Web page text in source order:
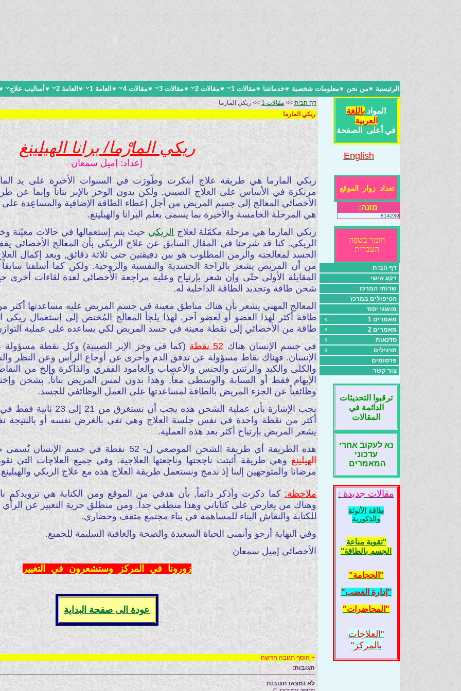
الرئيسية ♥من نحن ♥معلومات شخصية ♥خدماتتنا ♥مقالات 1 ♥مقالات 2 ♥مقالات 3 ♥مقالات 4 ♥ العامة 1 ♥ العامة 2 ♥ أساليب علاج
المواد باللغة
العربية
في أعلى الصفحة
English
تعداد زوار الموقع
מונה:
814239
חומר בשפה
העברית
דף הבית
רקע אישי
שרותי המרכז
הטיפולים במרכז
מושגי יסוד
מאמרים 1
מאמרים 2
סדנאות
תרגילים
פרסומים
צור קשר
ترقبوا التحديثات
الدائمة في
المقالات
נא לעקוב אחרי
עדכוני
המאמרים
مقالات جديدة :
طاقة الأنوثة
والذكورية
"تقوية مناعة
الجسم بالطاقة"
"الحجامة"
"إدارة الغضب"
"المحاضرات"
"العلاجات
بالمركز"
דף הבית >> مقالات 1
>> ريكي المارما
ريكي المارما
ريكي المارْما/ برانا الهيلينغ
إعداد: إميل سمعان
ريكي المارما هي طريقة علاج أبتكرت وطّورَت في السنوات الأخيرة على يد
مرتكزة في الأساس على العلاج الصيني, ولكن بدون الوخز بالإبر بتاتاً وإنما
الأخصائي المعالج إلى جسم المريض من أجل إعطاء الطاقة الإضافية والمساعِدة
هي المرحلة الخامسة والأخيرة بما يسمى بعلم البرانا والهيلينغ.
ريكي المارما هي مرحلة مكمّلة لعلاج
الريكي حيث يتم إستعمالها في حالات معيّنة
الجسد لمعالجته والزمن المطلوب هو بين دقيقتين حتى ثلاثة دقائق, وبعد إكمال
من أن المريض يشعر بالراحة الجسدية والنفسية والروحية. ولكن كما أسلفنا
المقابلة الأولى حتّى وإن شعر بإرتياح وعليه مراجعة الأخصائي لعدة لقاءات
شحن طاقة وتجديد الطاقة الداخلية له.
المعالج المهني يشعر بأن هناك مناطق معينة في جسم المريض عليه مساعدتها أكثر
طاقة أكثر لهذا العضو أو لعضو آخر, لهذا يلجأ المعالج المُختص إلى إستعمال
طاقة من الأخصائي إلى نقطة معينة في جسد المريض لكي يساعده على عملية
في جسم الإنسان هناك 52 نقطة
(كما في وخز الإبر الصينية) وكل نقطة
الإنسان. فهناك نقاط مسؤولة عن تدفق الدم وأخرى عن أوجاع الرأس وعن النظر
والكلى والكبد والرئتين والجنس والأعصاب والعامود الفقري والذاكرة وإلخ من
الإبهام فقط أو السبابة والوسطى معاً, وهذا بدون لمس المريض بتاتاً, بشحن
وظائفياً عن الجزء المريض بالطاقة لمساعدتها على العمل الوظائفي للجسد.
يجب الإشارة بأن عملية الشحن
أكثر من نقطة واحدة في نفس جلسة العلاج وهي تفي بالغرض نفسه أو بالنتيجة
يشعر المريض بإرتياح أكثر بعد هذه العملية.
هذه الطريقة أي طريقة الشحن الموضعي ل- 52 نقطة في جسم الإنسان تُسمى طريقة
الهيلينغ وهي طريقة أثبتت ناجحتها وناجعتها العلاجية. وفي جميع العلاجات التي
مرضانا والمتوجهين إلينا إذ ندمج ونستعمل طريقة العلاج هذه مع علاج الريكي
ملاحظة: كما ذكرت وأذكر دائماً, بأن هدفي من الموقع ومن الكتابة هي تزويدكم
وهناك من يعارض على كتاباتي وهذا منطقي جداً. ومن منطلق حرية التعبير عن الرأي
للكتابة والنقاش البناء للمساهمة في بناء مجتمع مثقف وحضاري.
وفي النهاية أرجو وأتمنى الحياة السعيدة والصحة والعافية السليمة للجميع.
الأخصائي إميل سمعان
زورونا في المركز وستشعرون في التغيير
عودة الى صفحة البداية
+ הוסף תגובה חדשה
תגובות:
לא נמצאו תגובות